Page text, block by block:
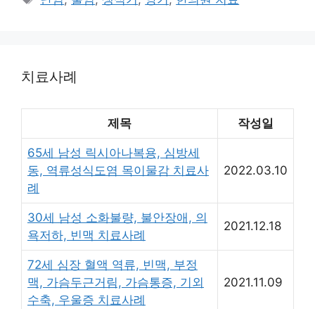
치료사례
제목 작성일
65세 남성 릭시아나복용, 심방세
동, 역류성식도염 목이물감 치료사
례
2022.03.10
30세 남성 소화불량, 불안장애, 의
욕저하, 빈맥 치료사례
2021.12.18
72세 심장 혈액 역류, 빈맥, 부정
맥, 가슴두근거림, 가슴통증, 기외
수축, 우울증 치료사례
2021.11.09